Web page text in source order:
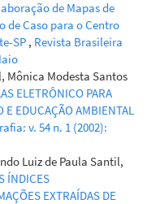
de Mapas de
de Caso para o Centro
SP , Revista Brasileira
Mônica Modesta Santos
ELETRÔNICO PARA
E EDUCAÇÃO AMBIENTAL
v. 54 n. 1 (2002):
Luiz de Paula Santil,
ÍNDICES
EXTRAÍDAS DE